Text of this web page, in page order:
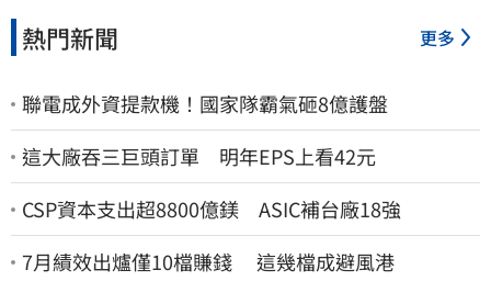
熱門新聞 更多
聯電成外資提款機！國家隊霸氣砸8億護盤
這大廠吞三巨頭訂單 明年EPS上看42元
CSP資本支出超8800億鎂 ASIC補台廠18強
7月績效出爐僅10檔賺錢 這幾檔成避風港